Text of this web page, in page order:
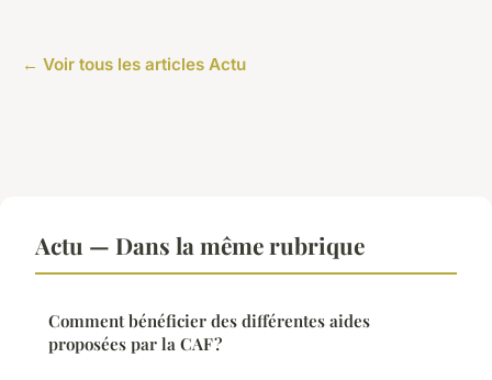
← Voir tous les articles Actu
Actu — Dans la même rubrique
Comment bénéficier des différentes aides
proposées par la CAF ?